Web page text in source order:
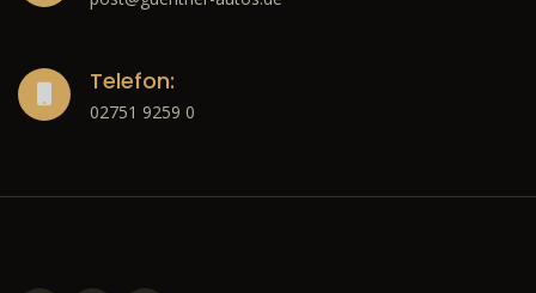
Telefon:
02751 9259 0